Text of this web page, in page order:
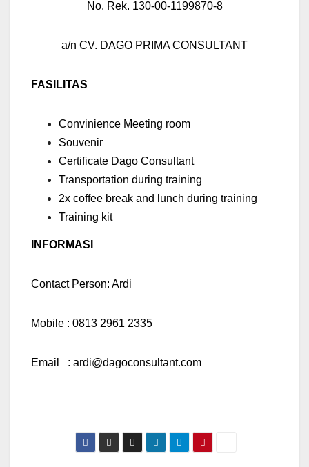
No. Rek. 130-00-1199870-8
a/n CV. DAGO PRIMA CONSULTANT
FASILITAS
Convinience Meeting room
Souvenir
Certificate Dago Consultant
Transportation during training
2x coffee break and lunch during training
Training kit
INFORMASI
Contact Person: Ardi
Mobile : 0813 2961 2335
Email : ardi@dagoconsultant.com